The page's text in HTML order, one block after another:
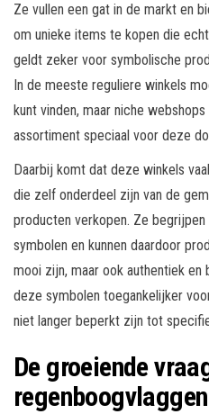
Ze vullen een gat in de markt en
om unieke items te kopen die
geldt zeker voor symbolische
In de meeste reguliere winkels
kunt vinden, maar niche
assortiment speciaal voor deze
Daarbij komt dat deze winkels
die zelf onderdeel zijn van de
producten verkopen. Ze
symbolen en kunnen daardoor
mooi zijn, maar ook authentiek
deze symbolen toegankelijker
niet langer beperkt zijn tot
De groeiende
regenboogvlaggen